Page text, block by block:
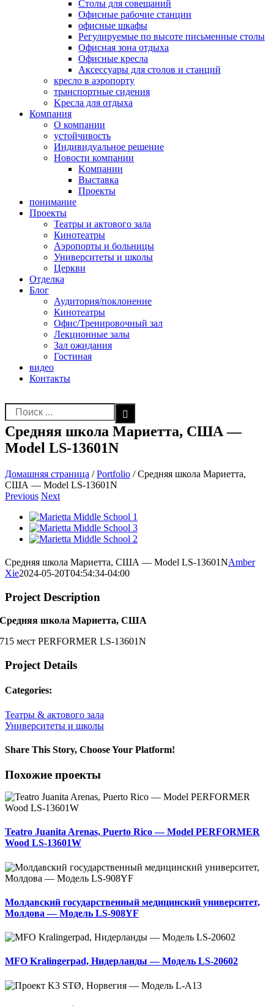
Cтолы для совещаний
Офисные рабочие станции
офисные шкафы
Регулируемые по высоте письменные столы
Офисная зона отдыха
Офисные кресла
Аксессуары для столов и станций
кресло в аэропорту
транспортные сидения
Kресла для отдыха
Компания
О компании
устойчивость
Индивидуальное решение
Новости компании
Kомпании
Выставка
Проекты
понимание
Проекты
Театры и актового зала
Кинотеатры
Аэропорты и больницы
Университеты и школы
Церкви
Отделка
Блог
Аудитория/поклонение
Кинотеатры
Офис/Тренировочный зал
Лекционные залы
Зал ожидания
Гостиная
видео
Контакты
Результат
поиска:
Средняя школа Мариетта, США —
Model LS-13601N
Домашняя страница /Portfolio /Средняя школа Мариетта,
США — Model LS-13601N
Previous Next
View
Larger
Image
View
Larger
View
Image
Средняя школа Мариетта, США — Model LS-13601NAmber
Xie2024-05-20T04:54:34-04:00
Project Description
Средняя школа Мариетта, США
715 мест PERFORMER LS-13601N
Project Details
Categories:
Театры & актового зала
Университеты и школы
Share This Story, Choose Your Platform!
Facebook
X
LinkedIn
Email
Похожие проекты
Teatro Juanita Arenas, Puerto Rico — Model PERFORMER
Wood LS-13601W
Молдавский государственный медицинский университет,
Молдова — Модель LS-908YF
MFO Kralingerpad, Нидерланды — Модель LS-20602